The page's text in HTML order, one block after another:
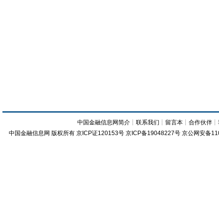
中国金融信息网简介 ┊联系我们 ┊ 留言本 ┊合作伙伴 ┊
中国金融信息网 版权所有 京ICP证120153号 京ICP备19048227号 京公网安备